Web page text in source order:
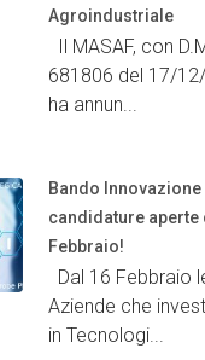
Agroindustriale
Il MASAF, con
681806 del 17/
ha annun...
Bando Innovazione
candidature aperte
Febbraio!
Dal 16 Febbraio
Aziende che
in Tecnologi...